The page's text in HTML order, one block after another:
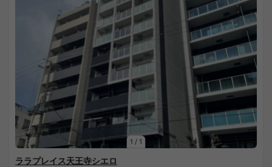
1 / 1
ララプレイス天王寺シエロ